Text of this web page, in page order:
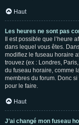
Haut
Les heures ne sont pas
Il est possible que l’heure
dans lequel vous êtes.
modifiez le fuseau horaire
trouvez (ex : Londres,
du fuseau horaire, comme
membres du forum. Donc si
pour le faire.
Haut
J’ai changé mon fuseau